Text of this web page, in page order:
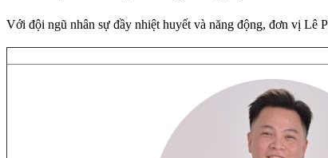
Với đội ngũ nhân sự đầy nhiệt huyết và năng động, đơn vị Lê